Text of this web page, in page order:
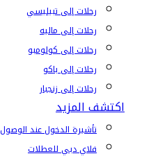
رحلات إلى تبيليسي
رحلات إلى ماليه
رحلات إلى كولومبو
رحلات إلى باكو
رحلات إلى زنجبار
اكتشف المزيد
تأشيرة الدخول عند الوصول
فلاي دبي للعطلات